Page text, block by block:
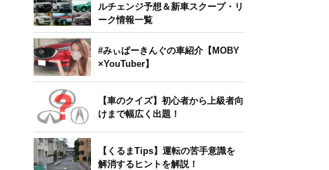
ルチェンジ予想＆新車スクープ・リ
ーク情報一覧
#みぃぱーきんぐの車紹介【MOBY
×YouTuber】
【車のクイズ】初心者から上級者向
けまで幅広く出題！
【くるまTips】運転の苦手意識を
解消するヒントを解説！